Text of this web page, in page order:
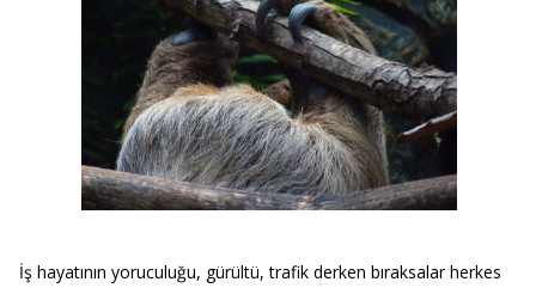
İş hayatının yoruculuğu, gürültü, trafik derken bıraksalar herkes